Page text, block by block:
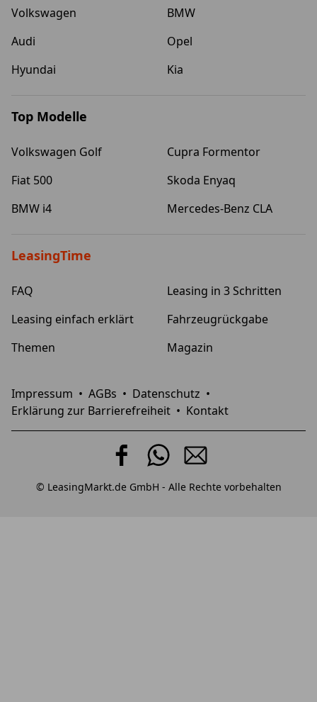
Volkswagen
BMW
Audi
Opel
Hyundai
Kia
Top Modelle
Volkswagen Golf
Cupra Formentor
Fiat 500
Skoda Enyaq
BMW i4
Mercedes-Benz CLA
LeasingTime
FAQ
Leasing in 3 Schritten
Leasing einfach erklärt
Fahrzeugrückgabe
Themen
Magazin
Impressum • AGBs • Datenschutz •
Erklärung zur Barrierefreiheit • Kontakt
© LeasingMarkt.de GmbH - Alle Rechte vorbehalten